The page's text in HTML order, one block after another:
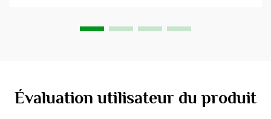
Évaluation utilisateur du produit